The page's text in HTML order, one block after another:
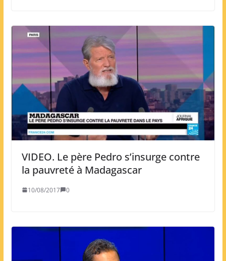
VIDEO. Le père Pedro s’insurge contre
la pauvreté à Madagascar
10/08/2017 0